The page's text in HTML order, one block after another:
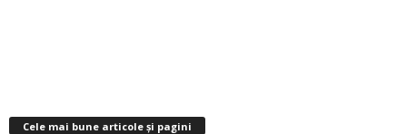
Cele mai bune articole și pagini